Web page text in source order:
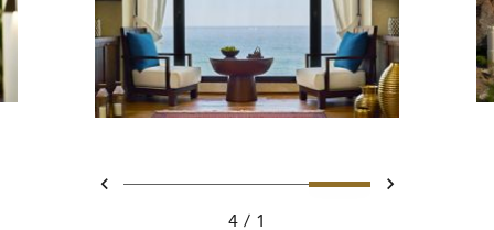
السابقتحريك 1 - Ritz Carlton Hotel imageتحريك 2 - Ritz Carlton Hotel imageتحريك 3 - Ritz Carlton Hotel imageتحريك 4 - Ritz Carlton Hotel imageالتالي
1
4